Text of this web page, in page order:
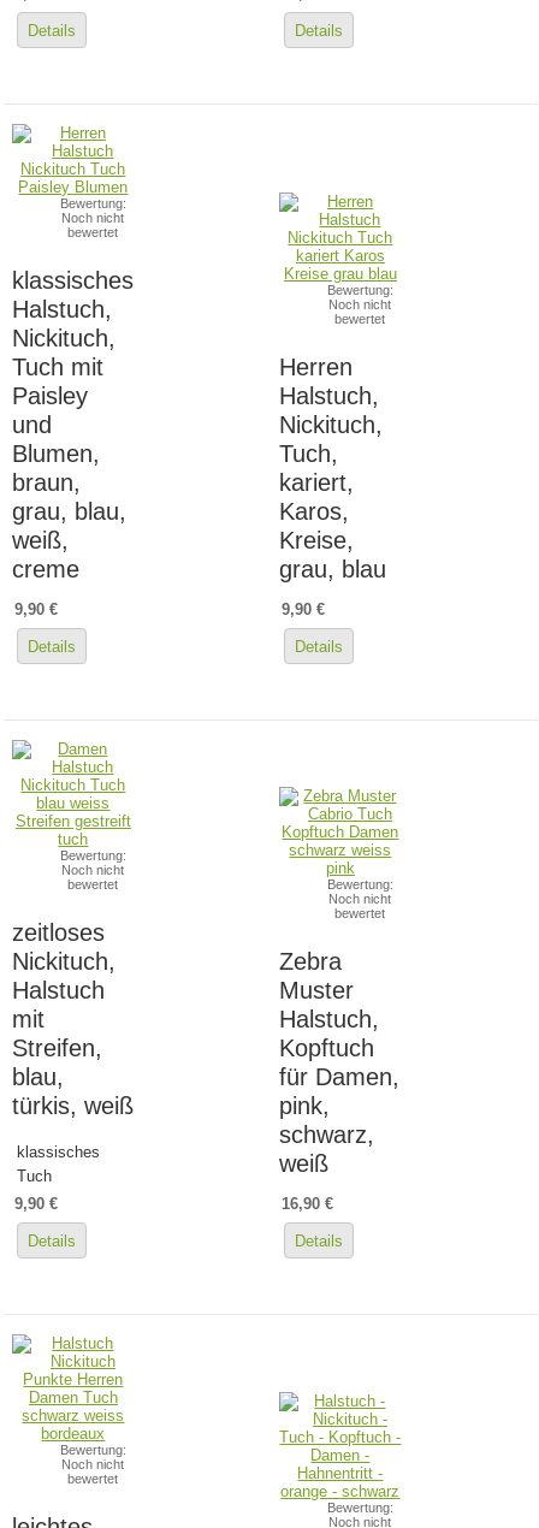
Details Details
Bewertung:
Noch nicht
bewertet
klassisches
Halstuch,
Nickituch,
Tuch mit
Paisley
und
Blumen,
braun,
grau, blau,
weiß,
creme
9,90 €
Details
Bewertung:
Noch nicht
bewertet
Herren
Halstuch,
Nickituch,
Tuch,
kariert,
Karos,
Kreise,
grau, blau
9,90 €
Details
Bewertung:
Noch nicht
bewertet
zeitloses
Nickituch,
Halstuch
mit
Streifen,
blau,
türkis, weiß
klassisches
Tuch
9,90 €
Details
Bewertung:
Noch nicht
bewertet
Zebra
Muster
Halstuch,
Kopftuch
für Damen,
pink,
schwarz,
weiß
16,90 €
Details
Bewertung:
Noch nicht
bewertet
Bewertung:
Noch nicht